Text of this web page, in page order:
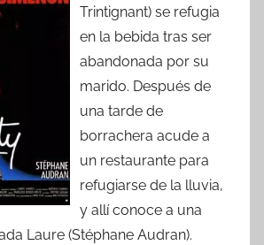
Trintignant) se refugia
en la bebida tras ser
abandonada por su
marido. Después de
una tarde de
borrachera acude a
un restaurante para
refugiarse de la lluvia,
y allí conoce a una
Laure (Stéphane Audran).